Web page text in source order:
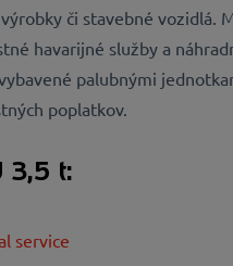
či stavebné vozidlá.
havarijné služby a
palubnými
poplatkov.
t:
service